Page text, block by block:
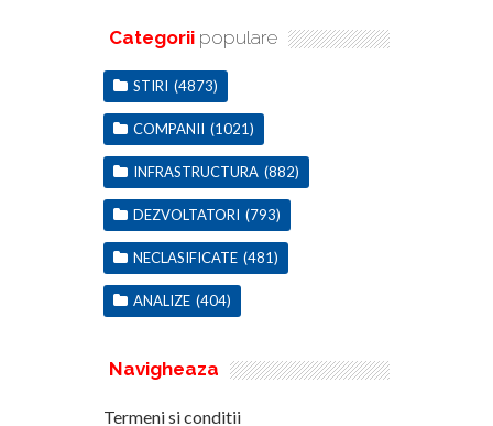
Categorii populare
STIRI (4873)
COMPANII (1021)
INFRASTRUCTURA (882)
DEZVOLTATORI (793)
NECLASIFICATE (481)
ANALIZE (404)
Navigheaza
Termeni si conditii